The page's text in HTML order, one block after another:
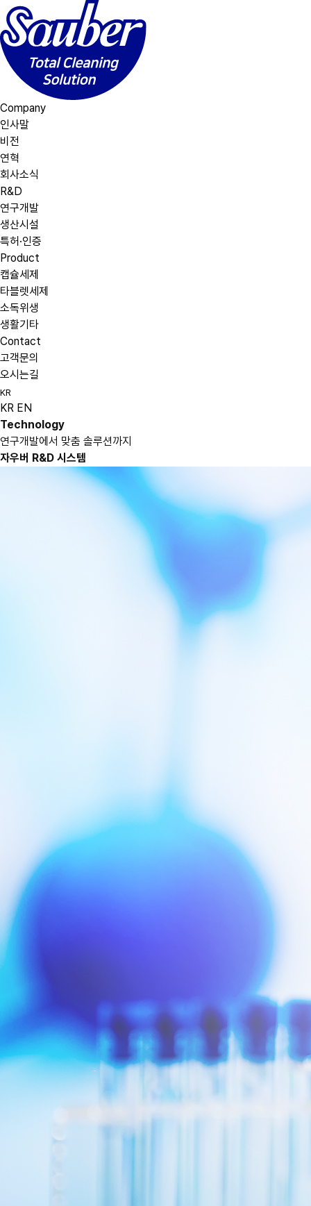
Company
인사말
비전
연혁
회사소식
R&D
연구개발
생산시설
특허·인증
Product
캡슐세제
타블렛세제
소독위생
생활기타
Contact
고객문의
오시는길
KR
KR EN
Technology
연구개발에서 맞춤 솔루션까지
자우버 R&D 시스템